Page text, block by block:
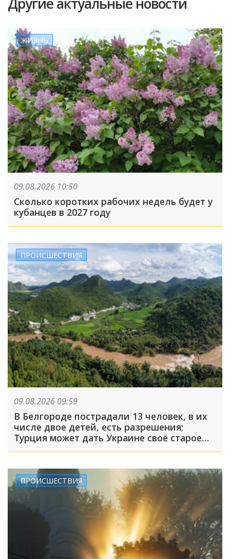
ЖИЗНЬ
09.08.2026 10:50
Сколько коротких рабочих недель будет у
кубанцев в 2027 году
ПРОИСШЕСТВИЯ
09.08.2026 09:59
В Белгороде пострадали 13 человек, в их
числе двое детей, есть разрешения;
Турция может дать Украине своё старое
оружие: что произошло, пока вы спали
ПРОИСШЕСТВИЯ